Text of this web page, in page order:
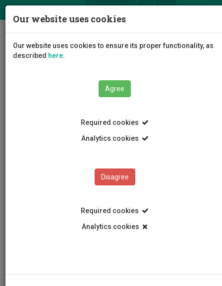
Our website uses cookies
Our website uses cookies to ensure its proper functionality, as
described here.
Agree
Required cookies
Analytics cookies
Disagree
Required cookies
Analytics cookies